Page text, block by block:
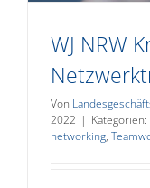
WJ NRW
Von
2022 | Kategorien:
networking,